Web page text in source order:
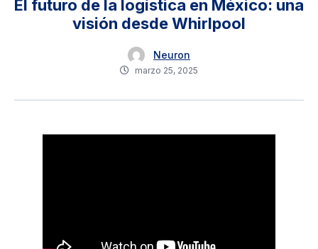
El futuro de la logística en México: una
visión desde Whirlpool
Neuron
marzo 25, 2025